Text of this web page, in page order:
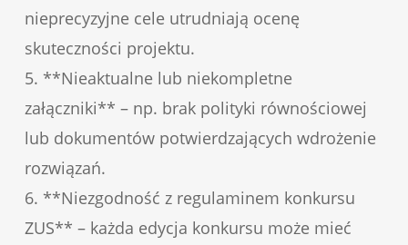
nieprecyzyjne cele utrudniają ocenę
skuteczności projektu.
5. **Nieaktualne lub niekompletne
załączniki** – np. brak polityki równościowej
lub dokumentów potwierdzających wdrożenie
rozwiązań.
6. **Niezgodność z regulaminem konkursu
ZUS** – każda edycja konkursu może mieć